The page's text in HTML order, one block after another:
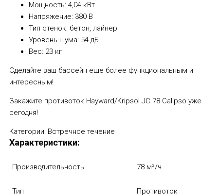
Мощность: 4,04 кВт
Напряжение: 380 В
Тип стенок: бетон, лайнер
Уровень шума: 54 дБ
Вес: 23 кг
Сделайте ваш бассейн еще более функциональным и
интересным!
Закажите противоток Hayward/Kripsol JC 78 Calipso уже
сегодня!
Категории: Встречное течение
Характеристики:
Производительность 78 м³/ч
Тип Противоток